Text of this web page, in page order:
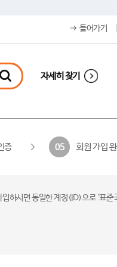
들어가기
자세히 찾기
증 05 회원 가입
하시면 동일한 계정(ID)으로 ‘표준